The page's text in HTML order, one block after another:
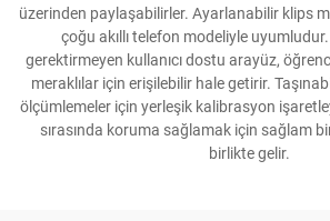
üzerinden paylaşabilirler. Ayarlanabilir klips
çoğu akıllı telefon modeliyle
gerektirmeyen kullanıcı dostu arayüz,
meraklılar için erişilebilir hale getirir.
ölçümlemeler için yerleşik kalibrasyon
sırasında koruma sağlamak için sağlam
birlikte gelir.